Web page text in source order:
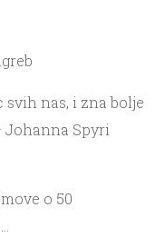
svih nas, i zna bolje
Johanna Spyri
o 50